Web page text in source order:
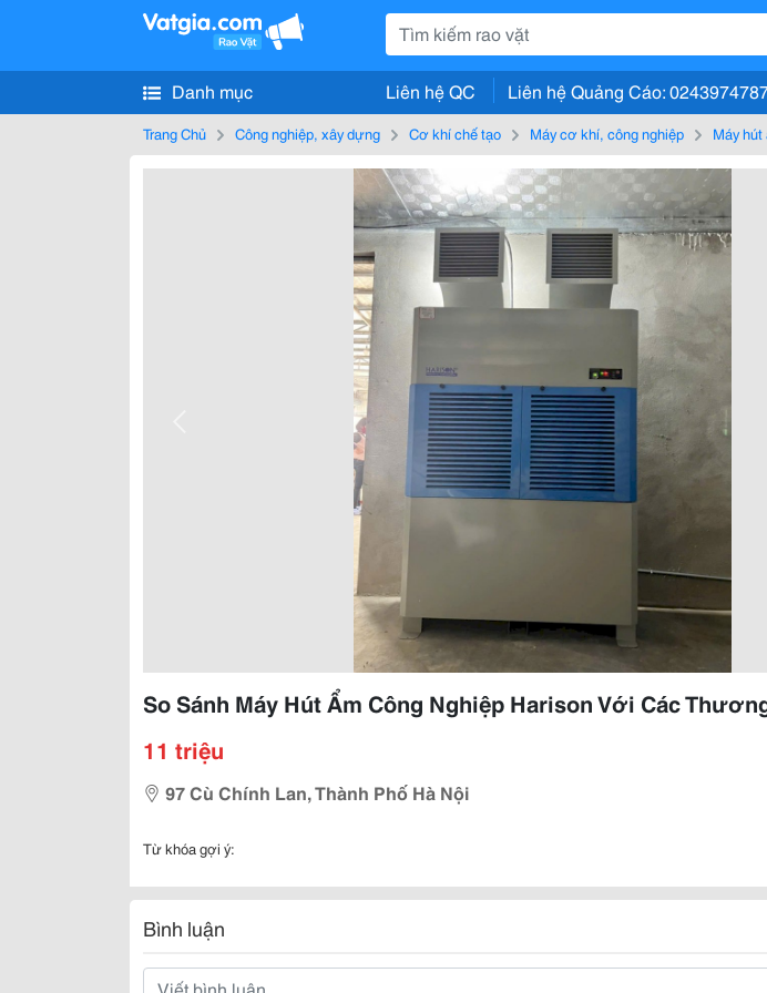
Danh mục Liên hệ QC Liên hệ Quảng Cáo:
Trang Chủ Công nghiệp, xây dựng Cơ khí chế tạo Máy cơ khí, công nghiệp Máy
So Sánh Máy Hút Ẩm Công Nghiệp Harison Với Các
11 triệu
97 Cù Chính Lan, Thành Phố Hà Nội
Từ khóa gợi ý:
Bình luận